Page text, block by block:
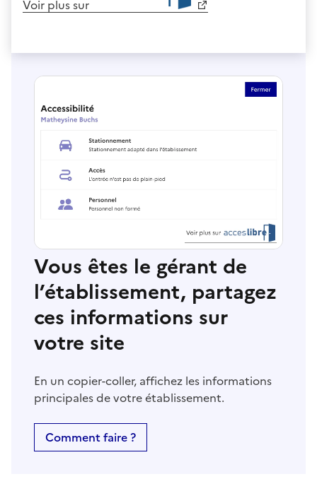
Voir plus sur
Vous êtes le gérant de
l’établissement, partagez
ces informations sur
votre site
En un copier-coller, affichez les informations
principales de votre établissement.
Comment faire ?